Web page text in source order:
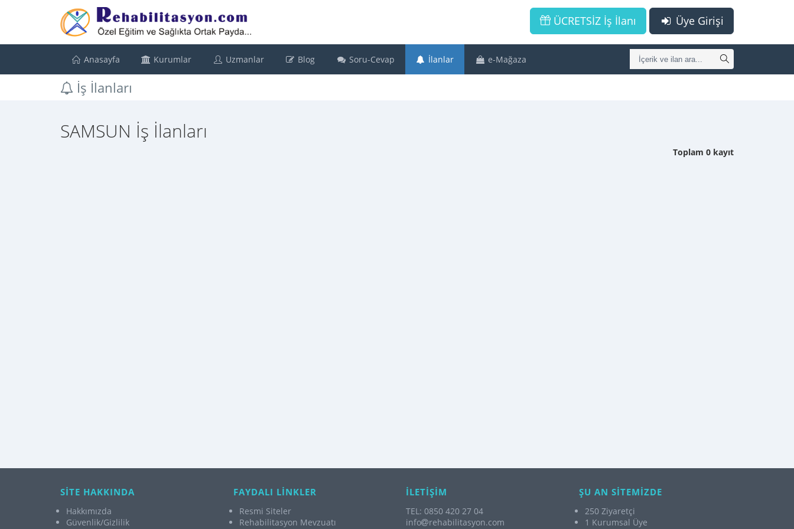
Üye Girişi
ÜCRETSİZ İş İlanı
Anasayfa Kurumlar Uzmanlar Blog Soru-Cevap İlanlar e-Mağaza
İş İlanları
SAMSUN İş İlanları
Toplam 0 kayıt
SİTE HAKKINDA
Hakkımızda
Güvenlik/Gizlilik
FAYDALI LİNKLER
Resmi Siteler
Rehabilitasyon Mevzuatı
İLETİŞİM
TEL: 0850 420 27 04
info
rehabilitasyon.com
ŞU AN SİTEMİZDE
250 Ziyaretçi
1 Kurumsal Üye